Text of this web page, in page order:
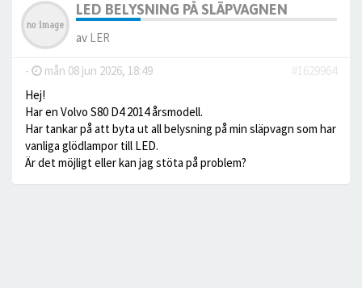
LED BELYSNING PÅ SLÄPVAGNEN
av LER
- mån 08 jun 2026, 18:49
#1629964
Hej!
Har en Volvo S80 D4 2014 årsmodell.
Har tankar på att byta ut all belysning på min släpvagn som har
vanliga glödlampor till LED.
Är det möjligt eller kan jag stöta på problem?